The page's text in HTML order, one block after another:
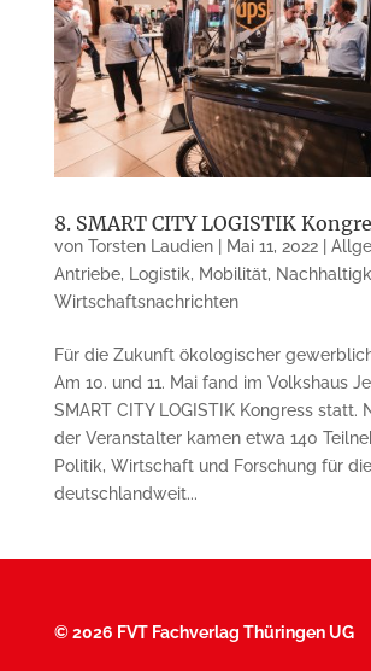
8. SMART CITY LOGISTIK
von Torsten Laudien| Mai 11, 2022|
Antriebe, Logistik, Mobilität,
Wirtschaftsnachrichten
Für die Zukunft ökologischer
Am 10. und 11. Mai fand im Volkshaus
SMART CITY LOGISTIK Kongress statt.
der Veranstalter kamen etwa 140
Politik, Wirtschaft und Forschung für
deutschlandweit...
©2026 FVT Fachverlag Thüringen UG